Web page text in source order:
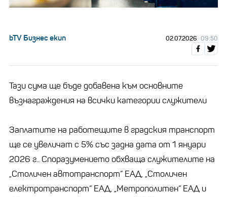
bTV Бизнес екип 02.07.2026 09:50
Тази сума ще бъде добавена към основните
възнаграждения на всички категории служители
Заплатите на работещите в градския транспорт
ще се увеличат с 5% със задна дата от 1 януари
2026 г.. Споразумението обхваща служителите на
„Столичен автотранспорт“ ЕАД, „Столичен
електротранспорт“ ЕАД, „Метрополитен“ ЕАД и